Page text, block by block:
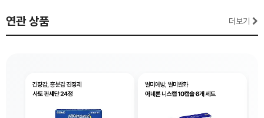
연관 상품 더보기